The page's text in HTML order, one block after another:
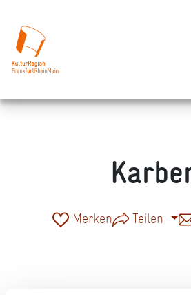
Merken Teilen